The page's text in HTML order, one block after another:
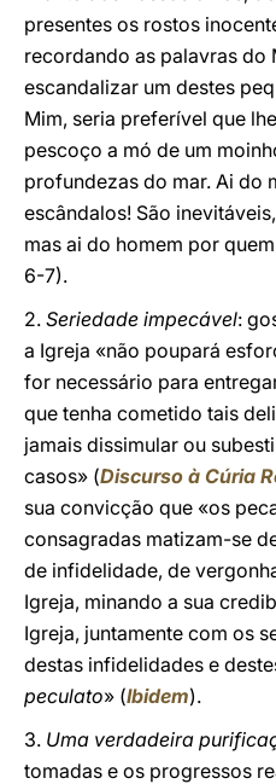
presentes os rostos
recordando as palavras do
escandalizar um destes
Mim, seria preferível que
pescoço a mó de um
profundezas do mar. Ai do
escândalos! São
mas ai do homem por
6-7).
2. Seriedade impecável:
a Igreja «não poupará
for necessário para
que tenha cometido tais
jamais dissimular ou
casos» (Discurso à Cúria
sua convicção que «os
consagradas matizam-se
de infidelidade, de
Igreja, minando a sua
Igreja, juntamente com os
destas infidelidades e
peculato» (Ibidem).
3. Uma verdadeira
tomadas e os progressos